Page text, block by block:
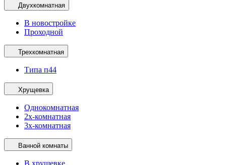
Двухкомнатная
В новостройке
Проходной
Трехкомнатная
Типа п44
Хрущевка
Однокомнатная
2х-комнатная
3х-комнатная
Ванной комнаты
В хрущевке